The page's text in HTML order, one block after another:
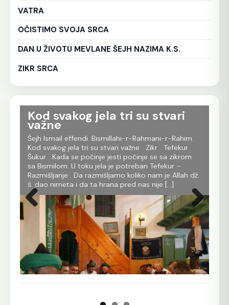
VATRA
OČISTIMO SVOJA SRCA
DAN U ŽIVOTU MEVLANE ŠEJH NAZIMA K.S.
ZIKR SRCA
Kod svakog jela tri su stvari
važne
Šejh Ismail effendi. Bismillahi-r-Rahmani-r-Rahim.
Kod svakog jela tri su stvari važne Zikr Tefekur
Šukur Kada se počinje jesti počinje se sa zikrom
sa Bismilom. U toku jela je potreban Tefekur –
Razmišljanje . Da razmišljamo koliko nam je Allah dž.
š. dao nimeta i da ta hrana pred nas nije […]
tom
Prethodna Sljedeća